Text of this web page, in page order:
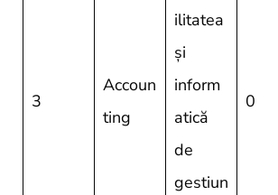
3
Accoun
ting
ilitatea
și
inform
atică
de
gestiun
0